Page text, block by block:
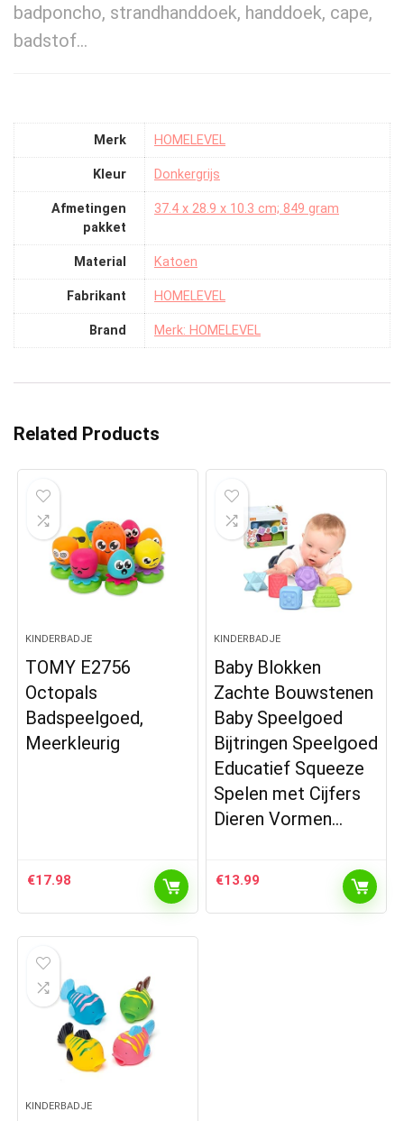
badponcho, strandhanddoek, handdoek, cape,
badstof…
Merk ‎HOMELEVEL
Kleur ‎Donkergrijs
Afmetingen
pakket
‎37.4 x 28.9 x 10.3 cm; 849 gram
Material ‎Katoen
Fabrikant ‎HOMELEVEL
Brand Merk: HOMELEVEL
Related Products
KINDERBADJE
TOMY E2756
Octopals
Badspeelgoed,
Meerkleurig
€17.98
KINDERBADJE
Baby Blokken
Zachte Bouwstenen
Baby Speelgoed
Bijtringen Speelgoed
Educatief Squeeze
Spelen met Cijfers
Dieren Vormen…
€13.99
KINDERBADJE